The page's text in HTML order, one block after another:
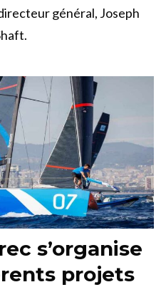
général, Joseph
s’organise
projets